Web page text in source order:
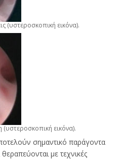
(υστεροσκοπική εικόνα).
εικόνα).
σημαντικό παράγοντα
με τεχνικές